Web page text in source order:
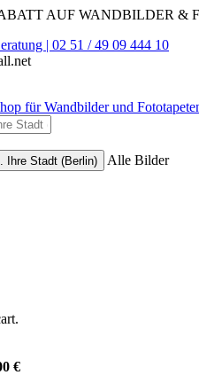
AUF WANDBILDER &
| 02 51 / 49 09 444 10
Ihre Stadt (Berlin)
Alle Bilder
€